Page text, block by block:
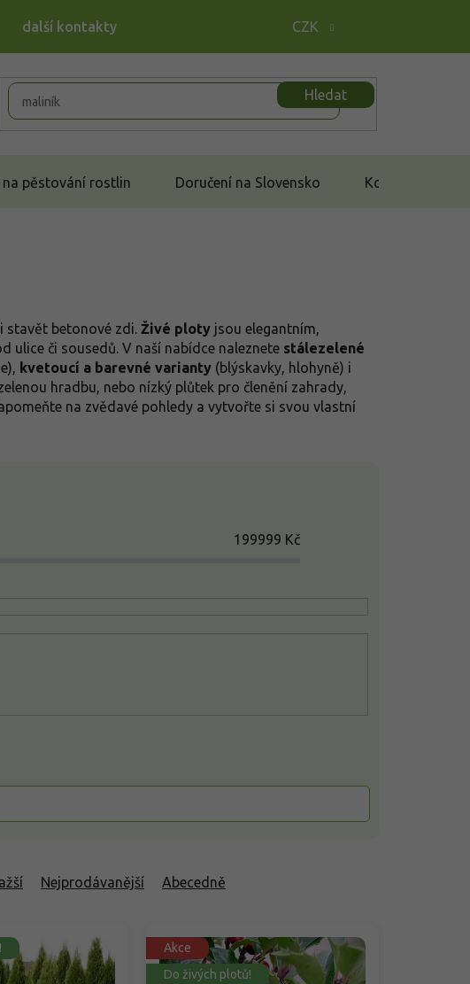
CZK
další kontakty
Hledat
na pěstování rostlin Doručení na Slovensko Kontakt
stavět betonové zdi. Živé ploty jsou elegantním,
ulice či sousedů. V naší nabídce naleznete stálezelené
kvetoucí a barevné varianty (blýskavky, hlohyně) i
hradbu, nebo nízký plůtek pro členění zahrady,
na zvědavé pohledy a vytvořte si svou vlastní
Nejprodávanější Abecedně
199999 Kč
Akce
Do živých plotů!